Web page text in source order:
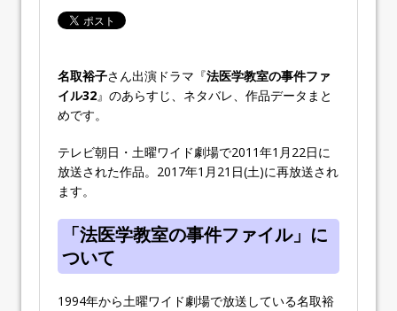
名取裕子さん出演ドラマ『法医学教室の事件ファ
イル32』のあらすじ、ネタバレ、作品データまと
めです。
テレビ朝日・土曜ワイド劇場で2011年1月22日に
放送された作品。2017年1月21日(土)に再放送され
ます。
「法医学教室の事件ファイル」に
ついて
1994年から土曜ワイド劇場で放送している名取裕